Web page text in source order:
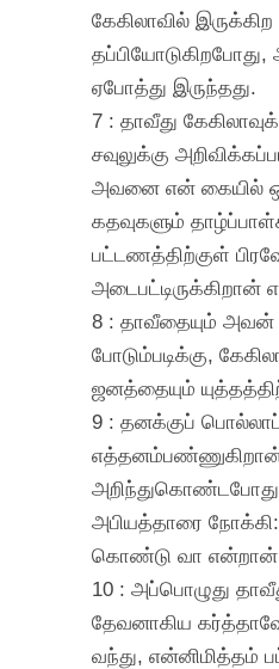
கேகிலாவில்
தப்பியோடுகிறபோது,
ஏபோத்து இருந்தது.
7 : தாவீது
சவுலுக்கு
அவனை என் கையில்
கதவுகளும்
பட்டணத்திற்குள்
அடைபட்டிருக்கிறான்
8 : தாவீதையும் அவன்
போடும்படிக்கு,
ஜனத்தையும்
9 : தனக்குப்
எத்தனம்பண்ணுகிறான்
அபியத்தாரை
கொண்டு வா
10 : அப்பொழுது
தேவனாகிய
வந்து, என்னிமித்தம்